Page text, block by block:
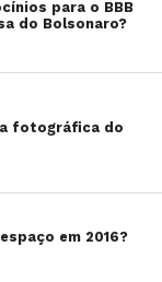
para o BBB
do Bolsonaro?
fotográfica do
em 2016?